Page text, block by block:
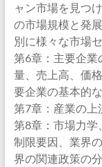
ャン市場を見つ
の市場規模と発
別に様々な市場
第6章：主要企業
量、売上高、価
要企業の基本的
第7章：産業の上
第8章：市場力学
制限要因、業界
界の関連政策の分